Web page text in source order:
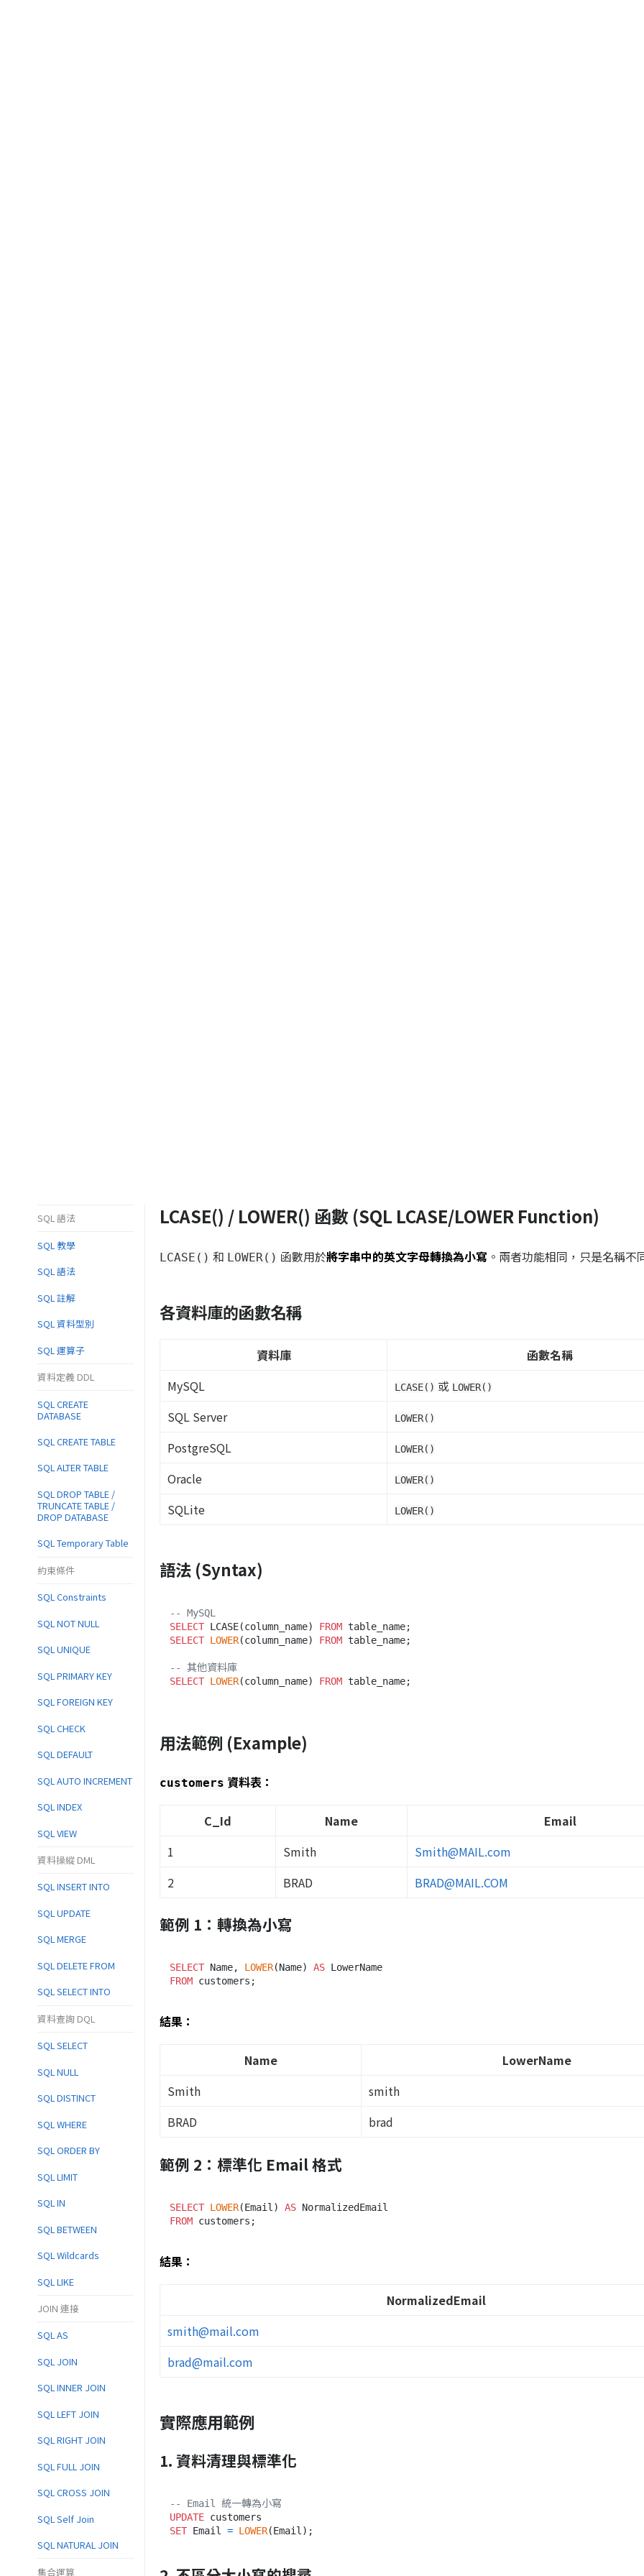
LCASE() / LOWER() 函數 (SQL LCASE/LOWER Function)
LCASE() 和 LOWER() 函數用於將字串中的英文字母轉換為小寫 。兩者功能相同，只是名稱不
各資料庫的函數名稱
資料庫
函數名稱
MySQL
LCASE() 或 LOWER()
SQL Server LOWER()
PostgreSQL LOWER()
Oracle LOWER()
SQLite LOWER()
語法 (Syntax)
-- MySQL
SELECT LCASE(column_name) FROM
SELECT LOWER(column_name) FROM table_name;
-- 其他資料庫
SELECT LOWER(column_name) FROM
用法範例 (Example)
customers 資料表：
C_Id Name
Email
1
Smith
Smith@MAIL.com
2
BRAD BRAD@MAIL.COM
範例 1：轉換為小寫
SELECT Name, LOWER(Name) AS
FROM
結果：
Name
LowerName
Smith
smith
BRAD
brad
範例 2：標準化 Email 格式
SELECT LOWER(Email) AS
FROM
結果：
NormalizedEmail
smith@mail.com
brad@mail.com
實際應用範例
1. 資料清理與標準化
-- Email 統一轉為小寫
UPDATE
SET Email = LOWER
SQL 語法
SQL 教學
SQL 語法
SQL 註解
SQL 資料型別
SQL 運算子
資料定義 DDL
SQL CREATE
DATABASE
SQL CREATE TABLE
SQL ALTER TABLE
SQL DROP TABLE /
TRUNCATE TABLE /
DROP DATABASE
SQL Temporary Table
約束條件
SQL Constraints
SQL NOT NULL
SQL UNIQUE
SQL PRIMARY KEY
SQL FOREIGN KEY
SQL CHECK
SQL DEFAULT
SQL AUTO INCREMENT
SQL INDEX
SQL VIEW
資料操縱 DML
SQL INSERT INTO
SQL UPDATE
SQL MERGE
SQL DELETE FROM
SQL SELECT INTO
資料查詢 DQL
SQL SELECT
SQL NULL
SQL DISTINCT
SQL WHERE
SQL ORDER BY
SQL LIMIT
SQL IN
SQL BETWEEN
SQL Wildcards
SQL LIKE
JOIN 連接
SQL AS
SQL JOIN
SQL INNER JOIN
SQL LEFT JOIN
SQL RIGHT JOIN
SQL FULL JOIN
SQL CROSS JOIN
SQL Self Join
SQL NATURAL JOIN
集合運算